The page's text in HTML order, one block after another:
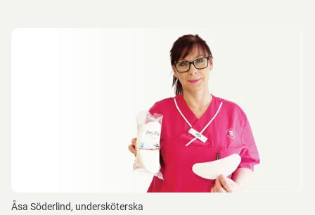
Åsa Söderlind, undersköterska